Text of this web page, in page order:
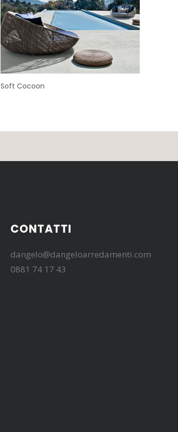
Soft Cocoon
CONTATTI
dangelo@dangeloarredamenti.com
0881 74 17 43